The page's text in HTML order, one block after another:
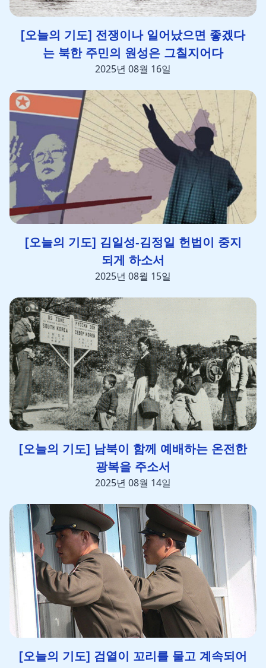
[오늘의 기도] 전쟁이나 일어났으면 좋겠다
는 북한 주민의 원성은 그칠지어다
2025년 08월 16일
[오늘의 기도] 김일성-김정일 헌법이 중지
되게 하소서
2025년 08월 15일
[오늘의 기도] 남북이 함께 예배하는 온전한
광복을 주소서
2025년 08월 14일
[오늘의 기도] 검열이 꼬리를 물고 계속되어